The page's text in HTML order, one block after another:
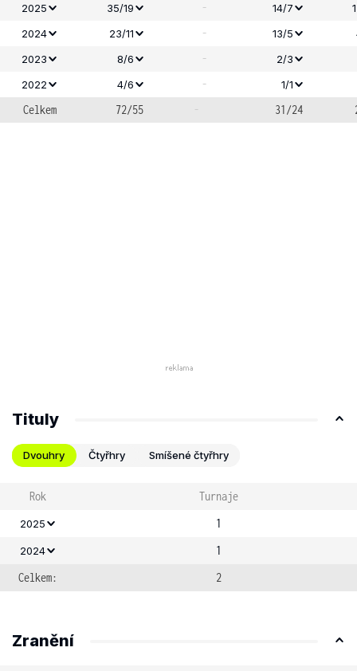
2025 35/19 - 14/7
2024
23/11 - 13/5
2023
8/6 -
2/3
2022
4/6 - 1/1
Celkem 72/55 - 31/24
Tituly
Dvouhry Čtyřhry Smíšené čtyřhry
Rok Turnaje
2025 1
2024
1
Celkem:
2
Zranění